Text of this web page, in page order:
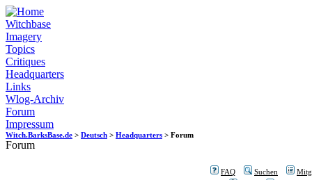
Witchbase
Imagery
Topics
Critiques
Headquarters
Links
Wlog-Archiv
Forum
Impressum
Witch.BarksBase.de > Deutsch > Headquarters > Forum
Forum
FAQ Suchen